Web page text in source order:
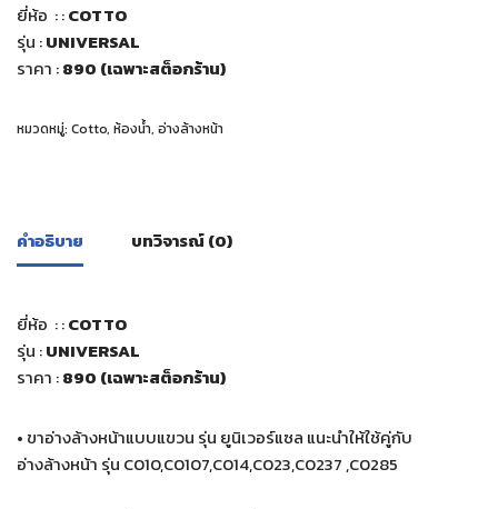
ยี่ห้อ : :COTTO
รุ่น :UNIVERSAL
ราคา :890 (เฉพาะสต็อกร้าน)
หมวดหมู่: Cotto, ห้องน้ำ, อ่างล้างหน้า
คำอธิบาย บทวิจารณ์ (0)
ยี่ห้อ : :COTTO
รุ่น :UNIVERSAL
ราคา :890 (เฉพาะสต็อกร้าน)
• ขาอ่างล้างหน้าแบบแขวน รุ่น ยูนิเวอร์แซล แนะนำให้ใช้คู่กับ
อ่างล้างหน้า รุ่น C010,C0107,C014,C023,C0237 ,C0285